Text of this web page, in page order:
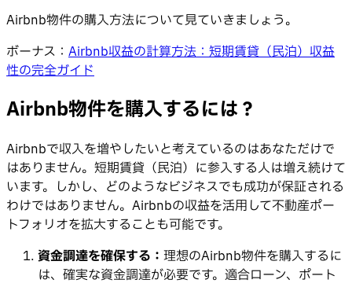
Airbnb物件の購入方法について見ていきましょう。
ボーナス： Airbnb収益の計算方法：短期賃貸（民泊）収益
性の完全ガイド
Airbnb物件を購入するには？
Airbnbで収入を増やしたいと考えているのはあなただけで
はありません。短期賃貸（民泊）に参入する人は増え続けて
います。しかし、どのようなビジネスでも成功が保証される
わけではありません。Airbnbの収益を活用して不動産ポー
トフォリオを拡大することも可能です。
資金調達を確保する： 理想のAirbnb物件を購入するに
は、確実な資金調達が必要です。適合ローン、ポート